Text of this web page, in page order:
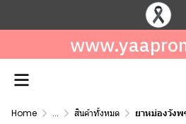
Home ... สินค้าทั้งหมด ยาหม่องวังพรม สูต